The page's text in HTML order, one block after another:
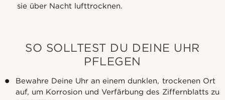
sie über Nacht lufttrocknen.
SO SOLLTEST DU DEINE UHR
PFLEGEN
Bewahre Deine Uhr an einem dunklen, trockenen Ort
auf, um Korrosion und Verfärbung des Ziffernblatts zu